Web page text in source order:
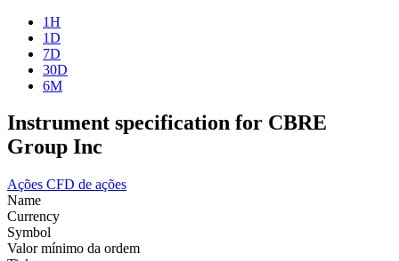
1H
1D
7D
30D
6M
Instrument specification for CBRE
Group Inc
Ações CFD de ações
Name
Currency
Symbol
Valor mínimo da ordem